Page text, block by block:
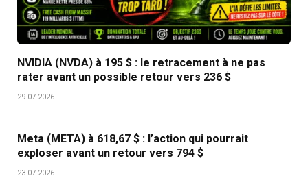
NVIDIA (NVDA) à 195 $ : le retracement à ne pas
rater avant un possible retour vers 236 $
29.07.2026
Meta (META) à 618,67 $ : l’action qui pourrait
exploser avant un retour vers 794 $
23.07.2026